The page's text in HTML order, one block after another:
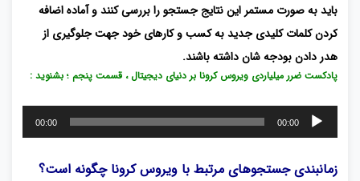
باید به صورت مستمر این نتایج جستجو را بررسی کنند و آماده اضافه
کردن کلمات کلیدی جدید به کسب و کارهای خود جهت جلوگیری از
هدر دادن بودجه شان داشته باشند.
پادکست ضرر میلیاردی ویروس کرونا بر دنیای دیجیتال ، قسمت پنجم ؛ بشنوید :
پخش‌کننده
صوت
00:00
00:00
زمانبندی جستجوهای مرتبط با ویروس کرونا چگونه است؟